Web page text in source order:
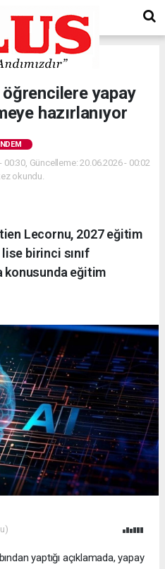
yapay
hazırlanıyor
Güncelleme: 20.06.2026 - 00:02
okundu.
Lecornu, 2027 eğitim
birinci sınıf
konusunda eğitim
yaptığı açıklamada, yapay